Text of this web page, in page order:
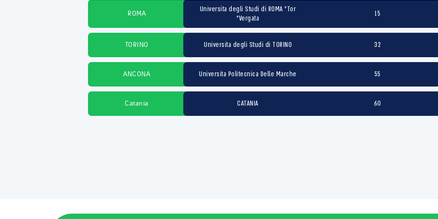
ROMA
Universita degli Studi di ROMA "Tor
Vergata"
15
TORINO Universita degli Studi di TORINO 32
ANCONA Universita Politecnica Delle Marche 55
Catania CATANIA 60